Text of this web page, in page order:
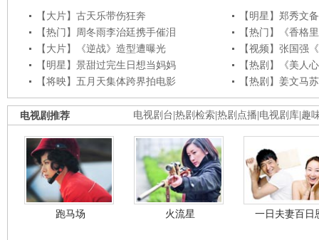
【大片】古天乐带伤狂奔
【明星】郑秀文
【热门】周冬雨李治廷携手催泪
【热门】《香格
【大片】《逆战》造型遭曝光
【视频】张国强
【明星】景甜过完生日想当妈妈
【热剧】《美人
【将映】五月天集体跨界拍电影
【热剧】姜文马
电视剧台 热剧检索 热剧点播 电视剧库 趣
电视剧推荐
跑马场 火流星 一日夫妻百日